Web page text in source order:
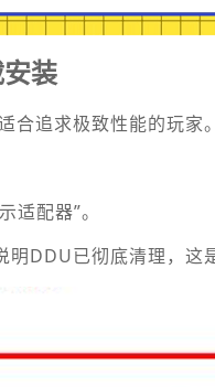
装
追求极致性能的玩家
配器”。
DDU已彻底清理，这